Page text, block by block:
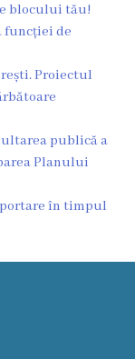
blocului tău!
funcției de
Proiectul
publică a
Planului
în timpul